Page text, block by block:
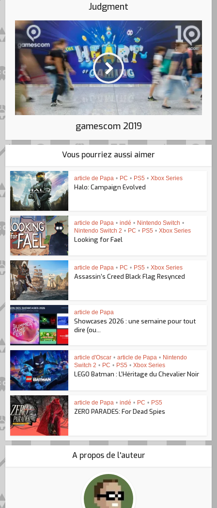
Judgment
gamescom 2019
Vous pourriez aussi aimer
article de Papa • PC • PS5 • Xbox Series
Halo: Campaign Evolved
article de Papa • indé • Nintendo Switch •
Nintendo Switch 2 • PC • PS5 • Xbox Series
Looking for Fael
article de Papa • PC • PS5 • Xbox Series
Assassin’s Creed Black Flag Resynced
article de Papa
Showcases 2026 : une semaine pour tout
dire (ou...
article d'Oscar • article de Papa • Nintendo
Switch 2 • PC • PS5 • Xbox Series
LEGO Batman : L’Héritage du Chevalier Noir
article de Papa • indé • PC • PS5
ZERO PARADES: For Dead Spies
A propos de l'auteur